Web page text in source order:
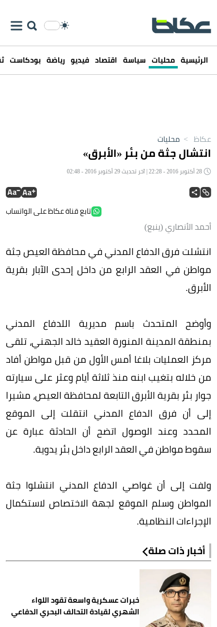
الرئيسية محليات سياسة اقتصاد فيديو رياضة بودكاست
عكاظ > محليات
انتشال جثة من بئر «الأبرق»
تابع قناة عكاظ على الواتساب
أحمد الأنصاري (ينبع)
انتشلت فرق الدفاع المدني في محافظة العيص جثة
مواطن في العقد الرابع من داخل إحدى الآبار بقرية
الأبرق.
وأوضح المتحدث باسم مديرية اللدفاع المدني
بمنطقة المدينة المنورة العقيد خالد الجهني، تلقى
مركز العمليات بلاغا أمس الأول من قبل مواطن أفاد
من خلاله بتغيب ابنه منذ ثلاثة أيام وعثر على سيارته
جوار بئر بقرية الأبرق التابعة لمحافظة العيص، مشيرا
إلى أن فرق الدفاع المدني انتقلت إلى الموقع
المحدد وعند الوصول اتضح أن الحادثة عبارة عن
سقوط مواطن في العقد الرابع داخل بئر يدوية.
ولفت إلى أن غواصي الدفاع المدني انتشلوا جثة
المواطن وسلم الموقع لجهة الاختصاص لاستكمال
الإجراءات النظامية.
أخبار ذات صلة
خبرات عسكرية واسعة تقود اللواء
الشهري لقيادة التحالف البحري الدفاعي